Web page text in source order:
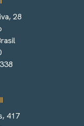
28
417